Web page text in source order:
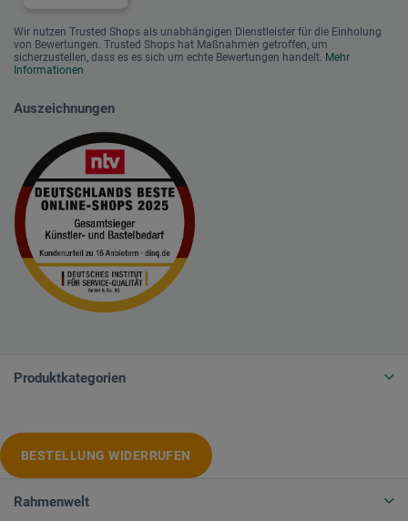
Wir nutzen Trusted Shops als unabhängigen Dienstleister für die Einholung
von Bewertungen. Trusted Shops hat Maßnahmen getroffen, um
sicherzustellen, dass es es sich um echte Bewertungen handelt. Mehr
Informationen
Auszeichnungen
Produktkategorien
BESTELLUNG WIDERRUFEN
Rahmenwelt